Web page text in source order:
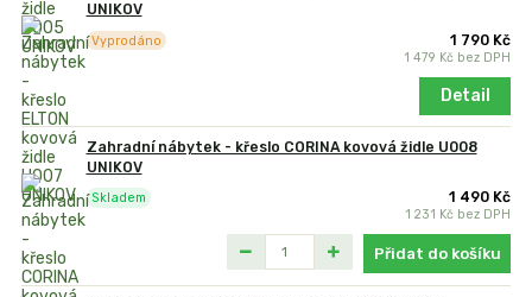
UNIKOV
1 790 Kč
1 479 Kč bez DPH
Vyprodáno
Detail
Zahradní nábytek - křeslo CORINA kovová židle U008
UNIKOV
1 490 Kč
1 231 Kč bez DPH
Skladem
Přidat do košíku